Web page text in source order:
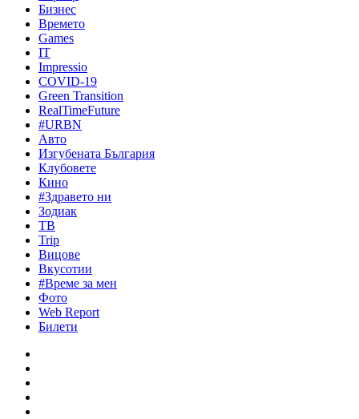
Бизнес
Времето
Games
IT
Impressio
COVID-19
Green Transition
RealTimeFuture
#URBN
Авто
Изгубената България
Клубовете
Кино
#Здравето ни
Зодиак
ТВ
Trip
Вицове
Вкусотии
#Време за мен
Фото
Web Report
Билети